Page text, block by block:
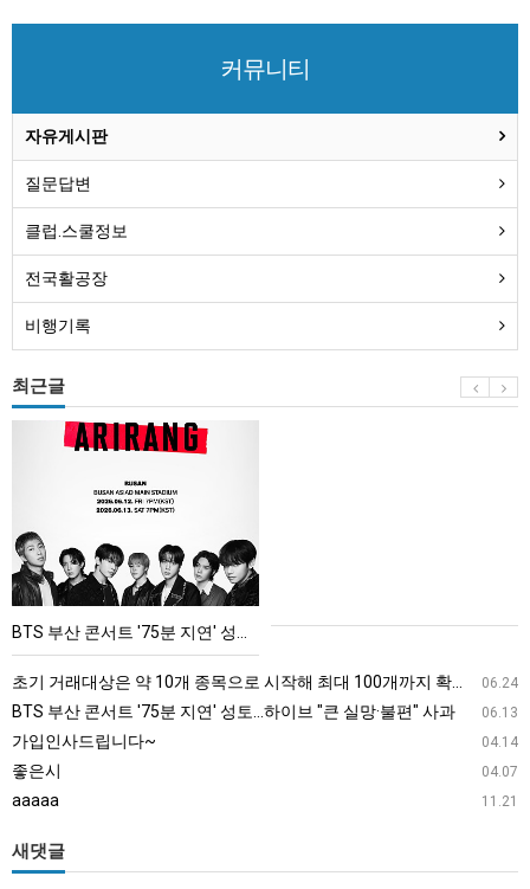
커뮤니티
자유게시판
질문답변
클럽.스쿨정보
전국활공장
비행기록
최근글
서
트
'75
분
브
"큰
BTS 부산 콘서트 '75분 지연' 성토…하이브 "큰 실망·불편" 사과
06.24
초기 거래대상은 약 10개 종목으로 시작해 최대 100개까지 확대할 방침이다. 구체적인 거래 대상 ETF는 아직 확정되지 않았지만, 시장 대표성이나 거래량을 고려해 선정할 계획이다.
06.13
BTS 부산 콘서트 '75분 지연' 성토…하이브 "큰 실망·불편" 사과
04.14
가입인사드립니다~
04.07
좋은시
11.21
aaaaa
새댓글